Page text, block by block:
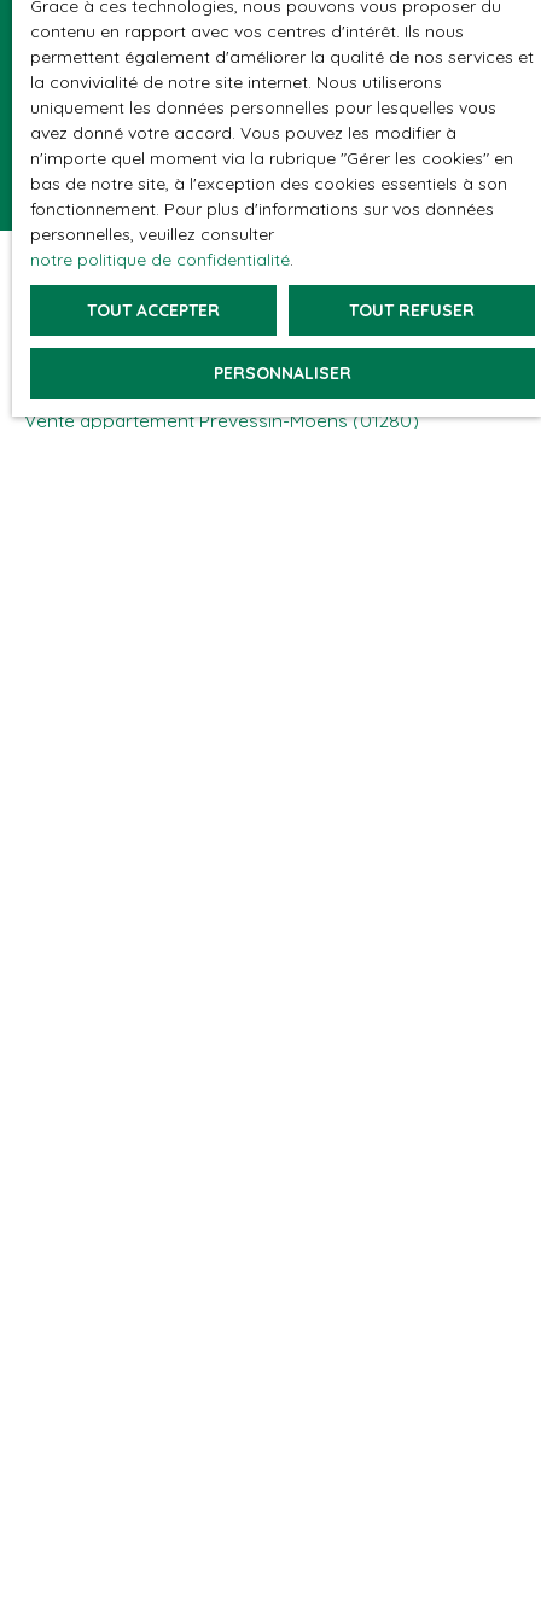
politique de confidentialité.
RECEVOIR DES ANNONCES
JE RECHERCHE UN BIEN
Vente appartement Thoiry (01710)
Vente appartement Prévessin-Moëns (01280)
Grace à ces technologies, nous pouvons vous proposer du
contenu en rapport avec vos centres d'intérêt. Ils nous
permettent également d'améliorer la qualité de nos services et
la convivialité de notre site internet. Nous utiliserons
uniquement les données personnelles pour lesquelles vous
avez donné votre accord. Vous pouvez les modifier à
n'importe quel moment via la rubrique ″Gérer les cookies″ en
bas de notre site, à l'exception des cookies essentiels à son
fonctionnement. Pour plus d'informations sur vos données
personnelles, veuillez consulter
notre politique de confidentialité.
TOUT ACCEPTER TOUT REFUSER
PERSONNALISER